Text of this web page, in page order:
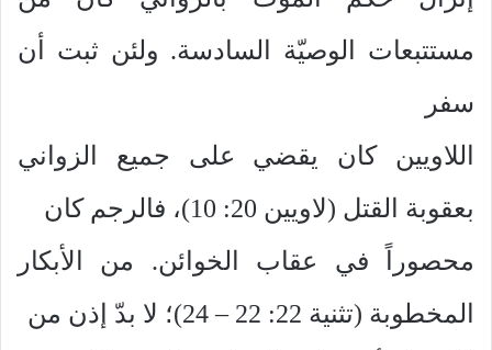
مستتبعات الوصيّة السادسة. ولئن ثبت أن
سفر
اللاويين كان يقضي على جميع الزواني
بعقوبة القتل (لاويين 20: 10)، فالرجم كان
محصوراً في عقاب الخوائن. من الأبكار
المخطوبة (تثنية 22: 22 – 24)؛ لا بدّ إذن من